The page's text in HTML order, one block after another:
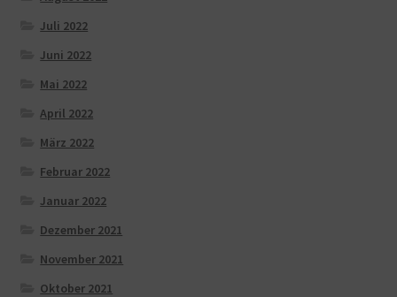
Juli 2022
Juni 2022
Mai 2022
April 2022
März 2022
Februar 2022
Januar 2022
Dezember 2021
November 2021
Oktober 2021